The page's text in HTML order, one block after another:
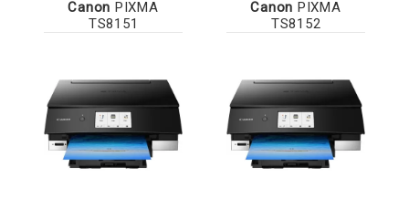
Canon PIXMA
TS8151
Canon PIXMA
TS8152